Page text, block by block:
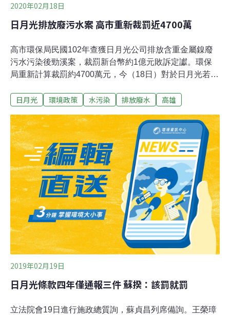
2020年02月18日
日月光排放廢污水案 高市重新裁罰近4700萬
高市環保局民國102年查獲日月光公司排放含重金屬鎳廢
污水污染後勁溪案，裁罰新台幣約1億元敗訴定讞。環保
局重新計算裁罰約4700萬元，今（18日）對於日月光若提
保護局查獲排放大量高濃度含重金屬鎳的強酸性廢水污染
工，依未妥善處理廢水及污泥的費用所獲不當利得處分罰
鍰1億201萬元。日月光不服提起行政訴訟，高等行政法院
審理認定高市環保局裁罰並無充分舉證，且裁罰的金額與
理由超出權限及相關法令，判決罰鍰撤銷。
日月光 環境政策 水污染 排放廢水 高雄
2019年02月19日
日月光條款四年僅通報三件 蘇揆：該罰就罰
立法院會19日進行施政總質詢，蘇貞昌列席備詢。王榮璋